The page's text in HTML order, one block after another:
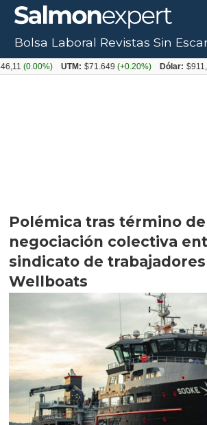
Polémica tras término de
negociación colectiva
sindicato de trabajadores
Wellboats
Bolsa Laboral Revistas Sin
UTM: $71.649(+0.20%) Dólar: $911,77(-